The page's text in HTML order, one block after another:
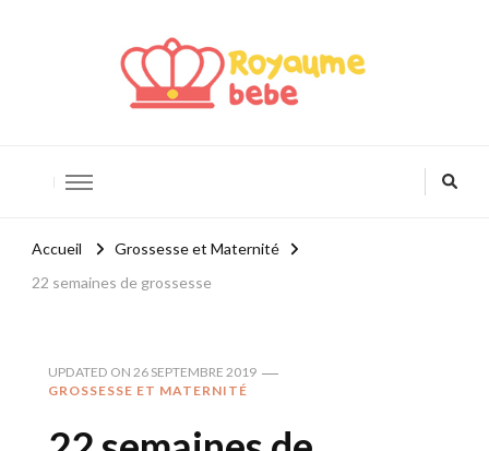
Accueil
Grossesse et Maternité
22 semaines de grossesse
UPDATED ON 26 SEPTEMBRE 2019
GROSSESSE ET MATERNITÉ